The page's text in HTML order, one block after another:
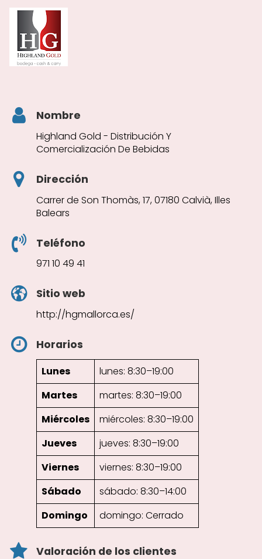
Nombre
Highland Gold - Distribución Y
Comercialización De Bebidas
Dirección
Carrer de Son Thomàs, 17, 07180 Calvià, Illes
Balears
Teléfono
971 10 49 41
Sitio web
http://hgmallorca.es/
Horarios
Lunes
lunes: 8:30–19:00
Martes
martes: 8:30–19:00
Miércoles
miércoles: 8:30–19:00
Jueves
jueves: 8:30–19:00
Viernes
viernes: 8:30–19:00
Sábado
sábado: 8:30–14:00
Domingo
domingo: Cerrado
Valoración de los clientes